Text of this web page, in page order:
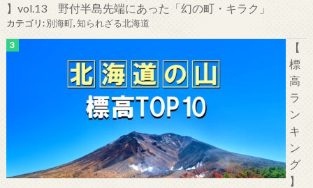
】vol.13 野付半島先端にあった「幻の町・キラク」
カテゴリ:別海町,知られざる北海道
【
標
高
ラ
ン
キ
ン
グ
】